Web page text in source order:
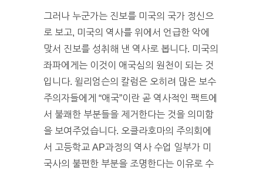
그러나 누군가는 진보를 미국의 국가 정신으
로 보고, 미국의 역사를 위에서 언급한 악에
맞서 진보를 성취해 낸 역사로 봅니다. 미국의
좌파에게는 이것이 애국심의 원천이 되는 것
입니다. 윌리엄슨의 칼럼은 오히려 많은 보수
주의자들에게 “애국”이란 곧 역사적인 팩트에
서 불쾌한 부분들을 제거한다는 것을 의미함
을 보여주었습니다. 오클라호마의 주의회에
서 고등학교 AP과정의 역사 수업 일부가 미
국사의 불편한 부분을 조명한다는 이유로 수